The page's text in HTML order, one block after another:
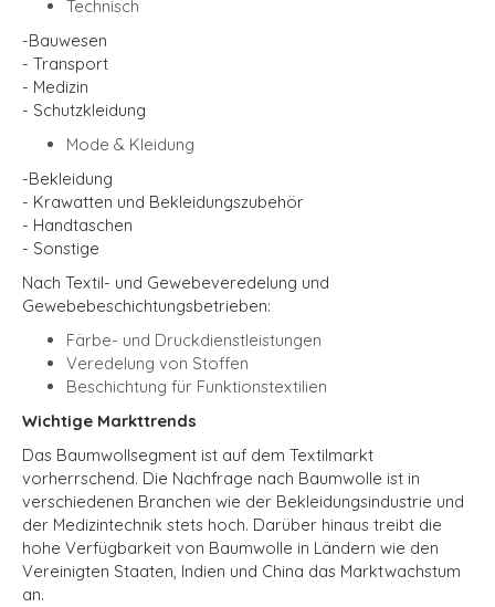
Technisch
-Bauwesen
- Transport
- Medizin
- Schutzkleidung
Mode & Kleidung
-Bekleidung
- Krawatten und Bekleidungszubehör
- Handtaschen
- Sonstige
Nach Textil- und Gewebeveredelung und
Gewebebeschichtungsbetrieben:
Färbe- und Druckdienstleistungen
Veredelung von Stoffen
Beschichtung für Funktionstextilien
Wichtige Markttrends
Das Baumwollsegment ist auf dem Textilmarkt
vorherrschend. Die Nachfrage nach Baumwolle ist in
verschiedenen Branchen wie der Bekleidungsindustrie und
der Medizintechnik stets hoch. Darüber hinaus treibt die
hohe Verfügbarkeit von Baumwolle in Ländern wie den
Vereinigten Staaten, Indien und China das Marktwachstum
an.